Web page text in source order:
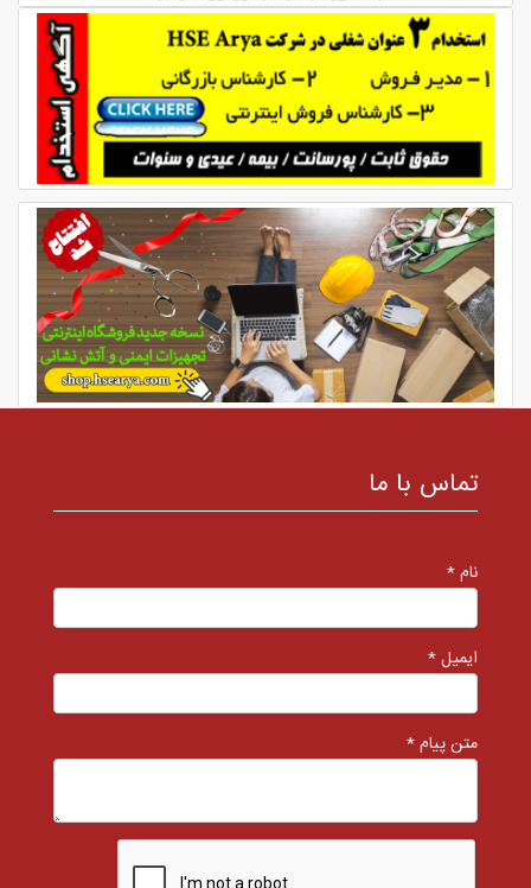
تماس با ما
نام *
ایمیل *
متن پیام *